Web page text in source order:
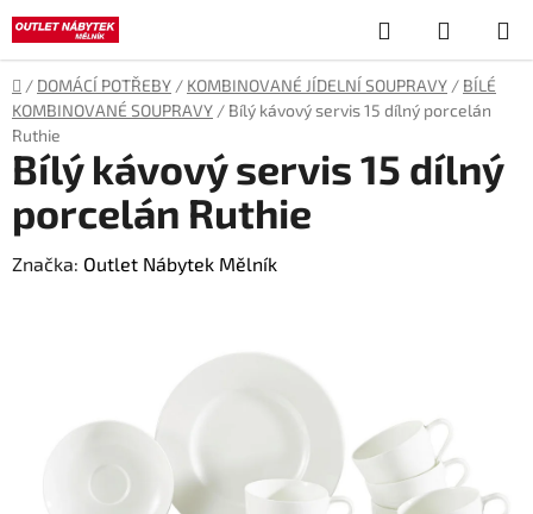
Přejít
na
obsah
Hledat
KOŠÍK
Domů
/ DOMÁCÍ POTŘEBY / KOMBINOVANÉ JÍDELNÍ SOUPRAVY / BÍLÉ
KOMBINOVANÉ SOUPRAVY / Bílý kávový servis 15 dílný porcelán
Ruthie
Bílý kávový servis 15 dílný
porcelán Ruthie
Značka: Outlet Nábytek Mělník